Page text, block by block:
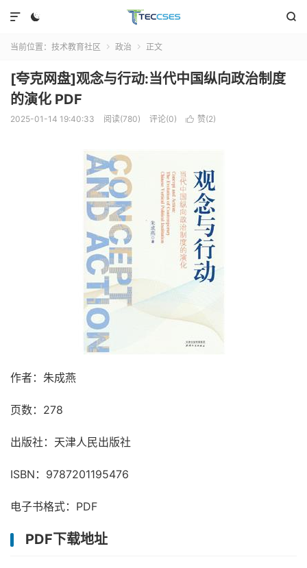
 

当前位置： 技术教育社区  政治  正文
[夸克网盘]观念与行动:当代中国纵向政治制度
的演化 PDF
2025-01-14 19:40:33 阅读(780) 评论(0)  赞(2)
作者：朱成燕
页数：278
出版社：天津人民出版社
ISBN：9787201195476
电子书格式：PDF
PDF下载地址